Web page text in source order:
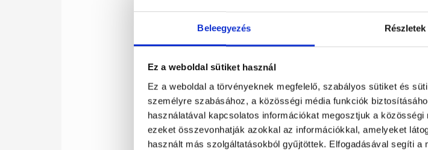
Beleegyezés Részletek
Ez a weboldal sütiket használ
Ez a weboldal a törvényeknek megfelelő, szabályos sütiket és
személyre szabásához, a közösségi média funkciók
használatával kapcsolatos információkat megosztjuk a
ezeket összevonhatják azokkal az információkkal, amelyeket
használt más szolgáltatásokból gyűjtöttek. Elfogadásával segíti a